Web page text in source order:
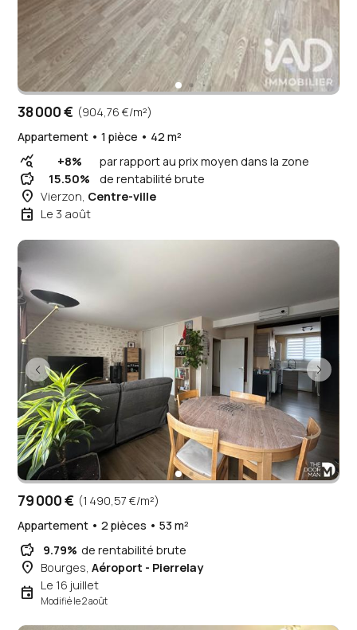
38 000 € (904,76 €/m²)
Appartement • 1 pièce • 42 m²
query_stats +8% par rapport au prix moyen dans la zone
savings 15.50% de rentabilité brute
place Vierzon, Centre-ville
event Le 3 août
79 000 € (1 490,57 €/m²)
Appartement • 2 pièces • 53 m²
savings 9.79% de rentabilité brute
place Bourges,Aéroport - Pierrelay
event Le 16 juillet
Modifié le 2 août